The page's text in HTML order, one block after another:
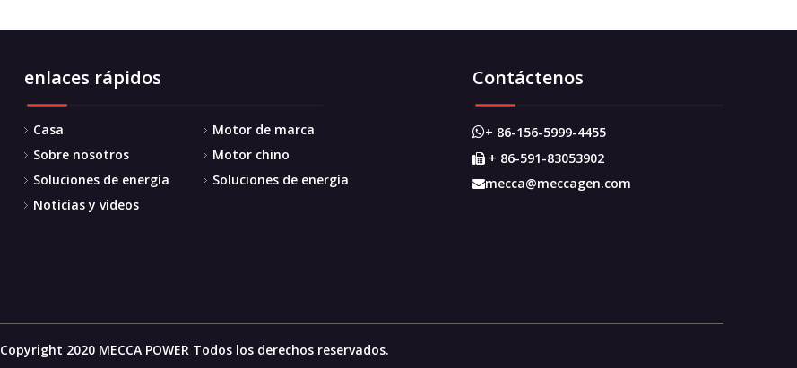
enlaces rápidos
Casa
Sobre nosotros
Soluciones de energía
Noticias y videos
Motor de marca
Motor chino
Soluciones de energía
Contáctenos
+ 86-156-5999-4455
 + 86-591-83053902
mecca@meccagen.com
Copyright 2020 MECCA POWER Todos los derechos reservados.